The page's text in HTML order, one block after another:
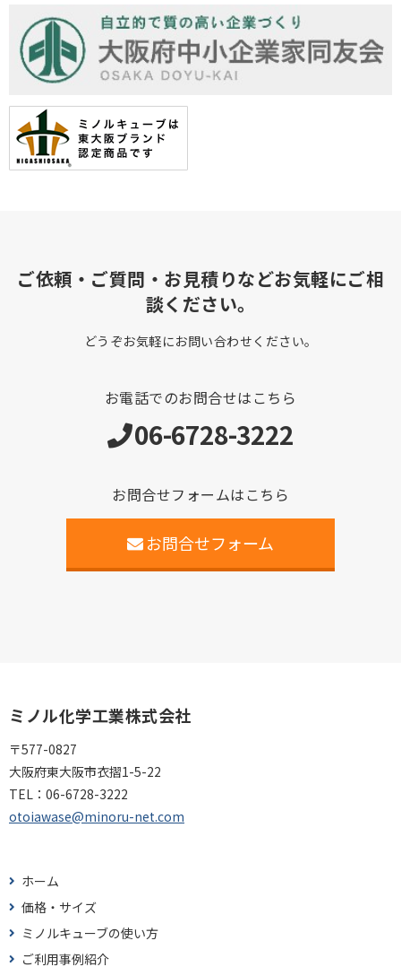
ご依頼・ご質問・お見積りなどお気軽にご相
談ください。
どうぞお気軽にお問い合わせください。
お電話でのお問合せはこちら
06-6728-3222
お問合せフォームはこちら
お問合せフォーム
ミノル化学工業株式会社
〒577-0827
大阪府東大阪市衣摺1-5-22
TEL： 06-6728-3222
otoiawase@minoru-net.com
ホーム
価格・サイズ
ミノルキューブの使い方
ご利用事例紹介